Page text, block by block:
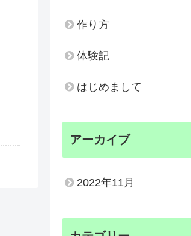
作り方
体験記
はじめまして
アーカイブ
2022年11月